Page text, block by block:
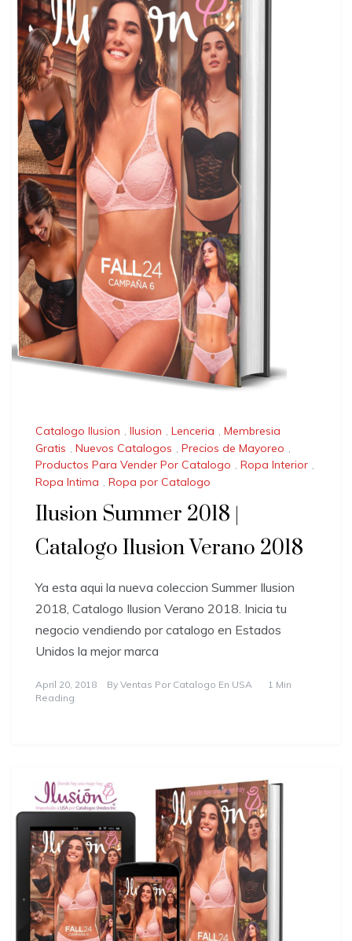
Catalogo Ilusion , Ilusion , Lenceria , Membresia
Gratis , Nuevos Catalogos , Precios de Mayoreo ,
Productos Para Vender Por Catalogo , Ropa Interior ,
Ropa Intima , Ropa por Catalogo
Ilusion Summer 2018 |
Catalogo Ilusion Verano 2018
Ya esta aqui la nueva coleccion Summer Ilusion
2018, Catalogo Ilusion Verano 2018. Inicia tu
negocio vendiendo por catalogo en Estados
Unidos la mejor marca
April 20, 2018 By Ventas Por Catalogo En USA
1 Min
Reading